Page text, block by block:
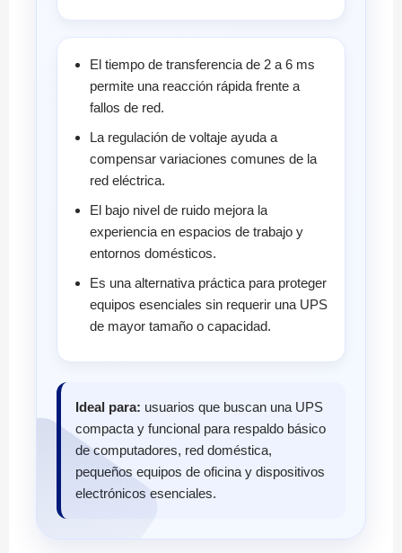
El tiempo de transferencia de 2 a 6 ms
permite una reacción rápida frente a
fallos de red.
La regulación de voltaje ayuda a
compensar variaciones comunes de la
red eléctrica.
El bajo nivel de ruido mejora la
experiencia en espacios de trabajo y
entornos domésticos.
Es una alternativa práctica para proteger
equipos esenciales sin requerir una UPS
de mayor tamaño o capacidad.
Ideal para: usuarios que buscan una UPS
compacta y funcional para respaldo básico
de computadores, red doméstica,
pequeños equipos de oficina y dispositivos
electrónicos esenciales.